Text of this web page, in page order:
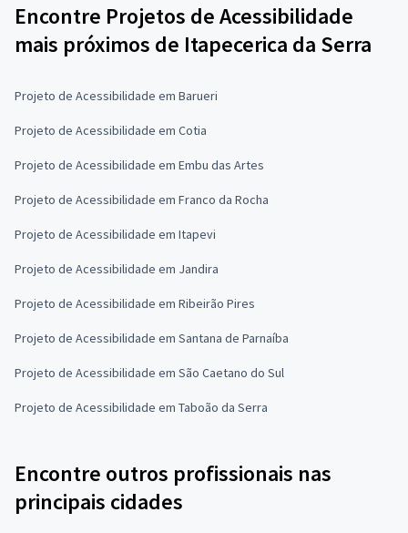
Encontre Projetos de Acessibilidade
mais próximos de Itapecerica da Serra
Projeto de Acessibilidade em Barueri
Projeto de Acessibilidade em Cotia
Projeto de Acessibilidade em Embu das Artes
Projeto de Acessibilidade em Franco da Rocha
Projeto de Acessibilidade em Itapevi
Projeto de Acessibilidade em Jandira
Projeto de Acessibilidade em Ribeirão Pires
Projeto de Acessibilidade em Santana de Parnaíba
Projeto de Acessibilidade em São Caetano do Sul
Projeto de Acessibilidade em Taboão da Serra
Encontre outros profissionais nas
principais cidades